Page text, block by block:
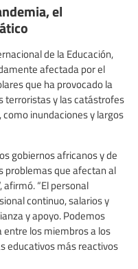
el
de la Educación,
afectada por el
que ha provocado la
terroristas y las catástrofes
inundaciones y largos
gobiernos africanos y de
problemas que afectan al
“El personal
continuo, salarios y
y apoyo. Podemos
los miembros a los
educativos más reactivos